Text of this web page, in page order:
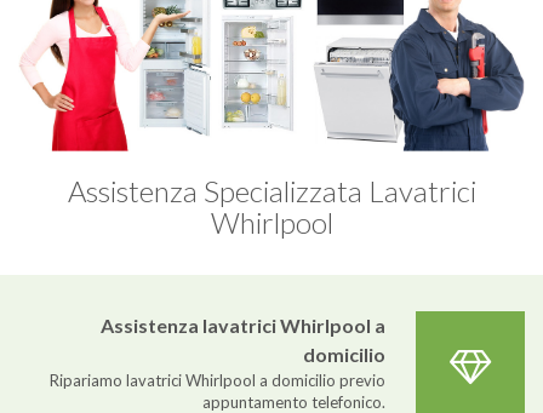
Assistenza Specializzata Lavatrici
Whirlpool
Assistenza lavatrici Whirlpool a
domicilio
Ripariamo lavatrici Whirlpool a domicilio previo
appuntamento telefonico.